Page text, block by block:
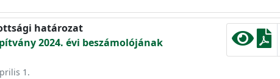
határozat
2024. évi beszámolójának
1.